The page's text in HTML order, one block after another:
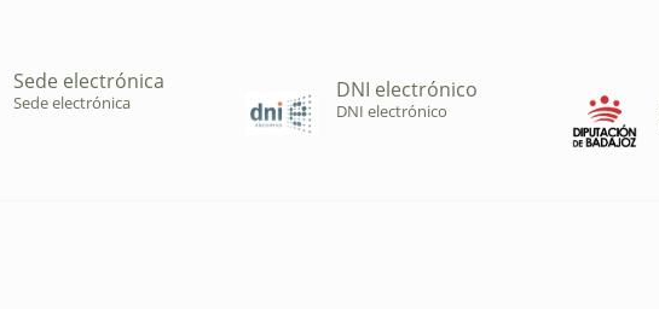
Sede electrónica
Sede electrónica DNI electrónico
DNI electrónico